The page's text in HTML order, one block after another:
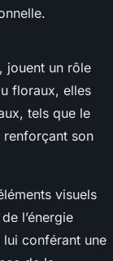
jouent un rôle
floraux, elles
tels que le
renforçant son
visuels
l’énergie
conférant une